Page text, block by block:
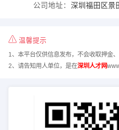
公司地址： 深圳福田区景
温馨提示
1、本平台仅供信息发布，不会收取押金
2、请告知用人单位，是在深圳人才网